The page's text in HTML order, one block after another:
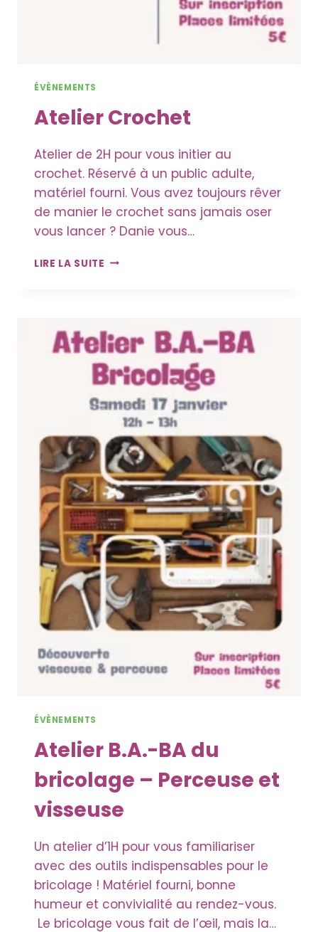
ÉVÈNEMENTS
Atelier Crochet
Atelier de 2H pour vous initier au
crochet. Réservé à un public adulte,
matériel fourni. Vous avez toujours rêver
de manier le crochet sans jamais oser
vous lancer ? Danie vous…
LIRE LA SUITE ATELIER
ÉVÈNEMENTS
Atelier B.A.-BA du
bricolage – Perceuse et
visseuse
Un atelier d’1H pour vous familiariser
avec des outils indispensables pour le
bricolage ! Matériel fourni, bonne
humeur et convivialité au rendez-vous.
Le bricolage vous fait de l’œil, mais la…